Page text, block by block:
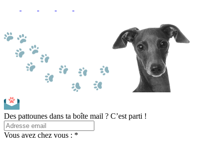
Des pattounes dans ta boîte mail ? C’est parti !
Vous avez chez vous : *